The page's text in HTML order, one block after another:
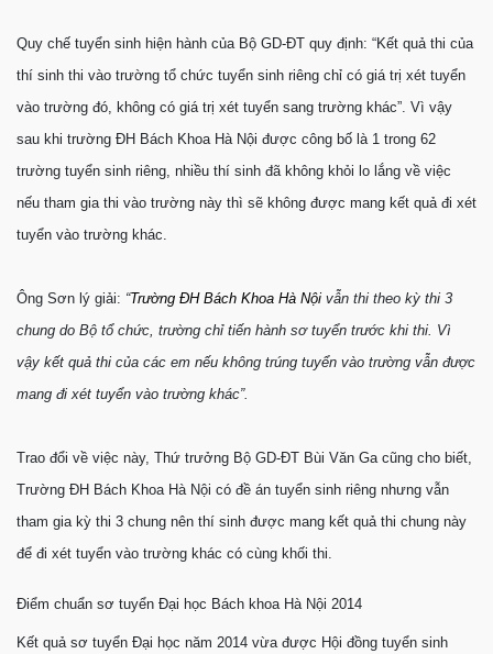
Quy chế tuyển sinh hiện hành của Bộ GD-ĐT quy định: “Kết quả thi của
thí sinh thi vào trường tổ chức tuyển sinh riêng chỉ có giá trị xét tuyển
vào trường đó, không có giá trị xét tuyển sang trường khác”. Vì vậy
sau khi trường ĐH Bách Khoa Hà Nội được công bố là 1 trong 62
trường tuyển sinh riêng, nhiều thí sinh đã không khỏi lo lắng về việc
nếu tham gia thi vào trường này thì sẽ không được mang kết quả đi xét
tuyển vào trường khác.
Ông Sơn lý giải: “Trường ĐH Bách Khoa Hà Nội vẫn thi theo kỳ thi 3
chung do Bộ tổ chức, trường chỉ tiến hành sơ tuyển trước khi thi. Vì
vậy kết quả thi của các em nếu không trúng tuyển vào trường vẫn được
mang đi xét tuyển vào trường khác”.
Trao đổi về việc này, Thứ trưởng Bộ GD-ĐT Bùi Văn Ga cũng cho biết,
Trường ĐH Bách Khoa Hà Nội có đề án tuyển sinh riêng nhưng vẫn
tham gia kỳ thi 3 chung nên thí sinh được mang kết quả thi chung này
để đi xét tuyển vào trường khác có cùng khối thi.
Điểm chuẩn sơ tuyển Đại học Bách khoa Hà Nội 2014
Kết quả sơ tuyển Đại học năm 2014 vừa được Hội đồng tuyển sinh